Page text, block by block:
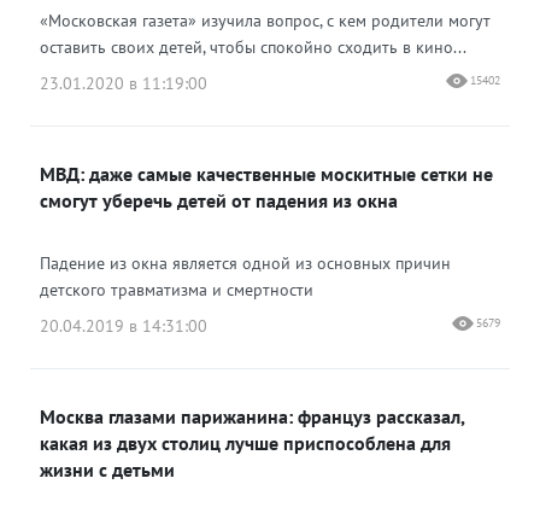
«Московская газета» изучила вопрос, с кем родители могут
оставить своих детей, чтобы спокойно сходить в кино...
23.01.2020 в 11:19:00
15402
МВД: даже самые качественные москитные сетки не
смогут уберечь детей от падения из окна
Падение из окна является одной из основных причин
детского травматизма и смертности
20.04.2019 в 14:31:00
5679
Москва глазами парижанина: француз рассказал,
какая из двух столиц лучше приспособлена для
жизни с детьми